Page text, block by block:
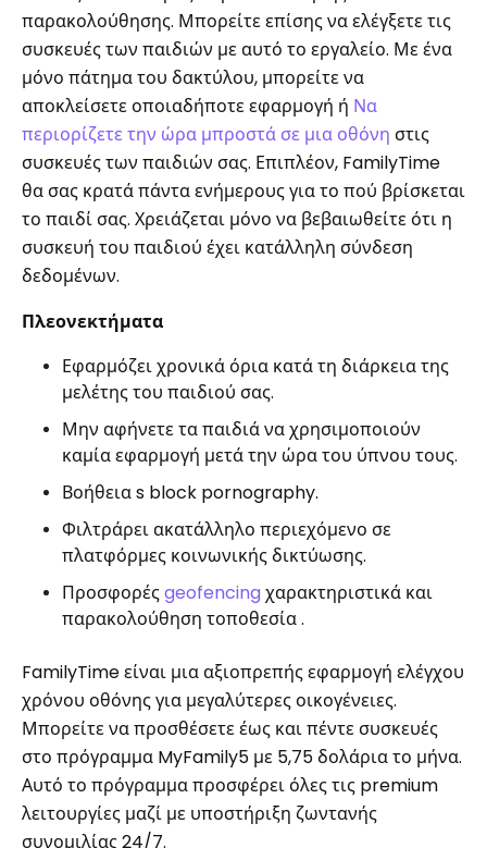
παρακολούθησης. Μπορείτε επίσης να ελέγξετε τις
συσκευές των παιδιών με αυτό το εργαλείο. Με ένα
μόνο πάτημα του δακτύλου, μπορείτε να
αποκλείσετε οποιαδήποτε εφαρμογή ή Να
περιορίζετε την ώρα μπροστά σε μια οθόνη στις
συσκευές των παιδιών σας. Επιπλέον, FamilyTime
θα σας κρατά πάντα ενήμερους για το πού βρίσκεται
το παιδί σας. Χρειάζεται μόνο να βεβαιωθείτε ότι η
συσκευή του παιδιού έχει κατάλληλη σύνδεση
δεδομένων.
Πλεονεκτήματα
Εφαρμόζει χρονικά όρια κατά τη διάρκεια της
μελέτης του παιδιού σας.
Μην αφήνετε τα παιδιά να χρησιμοποιούν
καμία εφαρμογή μετά την ώρα του ύπνου τους.
Βοήθεια s block pornography.
Φιλτράρει ακατάλληλο περιεχόμενο σε
πλατφόρμες κοινωνικής δικτύωσης.
Προσφορέςgeofencing χαρακτηριστικά και
παρακολούθηση τοποθεσία .
FamilyTime είναι μια αξιοπρεπής εφαρμογή ελέγχου
χρόνου οθόνης για μεγαλύτερες οικογένειες.
Μπορείτε να προσθέσετε έως και πέντε συσκευές
στο πρόγραμμα MyFamily5 με 5,75 δολάρια το μήνα.
Αυτό το πρόγραμμα προσφέρει όλες τις premium
λειτουργίες μαζί με υποστήριξη ζωντανής
συνομιλίας 24/7.